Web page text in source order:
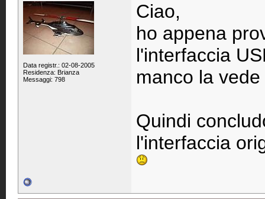
Data registr.: 02-08-2005
Residenza: Brianza
Messaggi: 798
Ciao,
ho appena
l'interfaccia
manco la vede
Quindi
l'interfaccia